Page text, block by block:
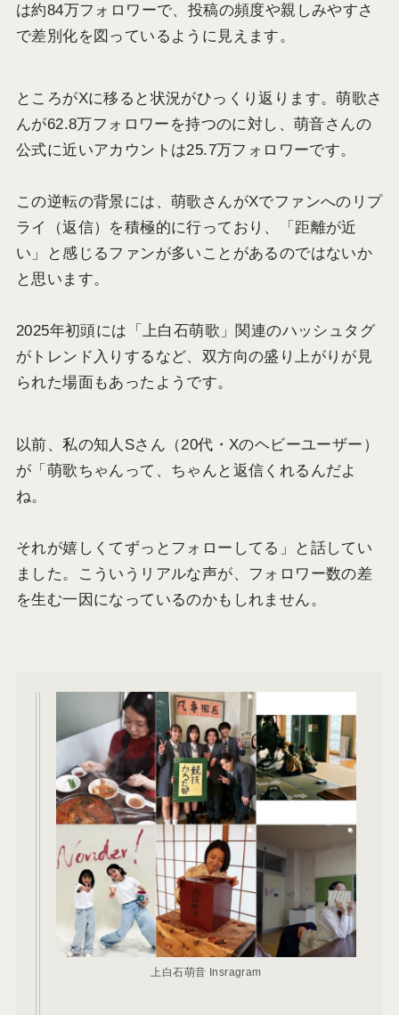
は約84万フォロワーで、投稿の頻度や親しみやすさ
で差別化を図っているように見えます。
ところがXに移ると状況がひっくり返ります。萌歌さ
んが62.8万フォロワーを持つのに対し、萌音さんの
公式に近いアカウントは25.7万フォロワーです。
この逆転の背景には、萌歌さんがXでファンへのリプ
ライ（返信）を積極的に行っており、「距離が近
い」と感じるファンが多いことがあるのではないか
と思います。
2025年初頭には「上白石萌歌」関連のハッシュタグ
がトレンド入りするなど、双方向の盛り上がりが見
られた場面もあったようです。
以前、私の知人Sさん（20代・Xのヘビーユーザー）
が「萌歌ちゃんって、ちゃんと返信くれるんだよ
ね。
それが嬉しくてずっとフォローしてる」と話してい
ました。こういうリアルな声が、フォロワー数の差
を生む一因になっているのかもしれません。
上白石萌音 Insragram